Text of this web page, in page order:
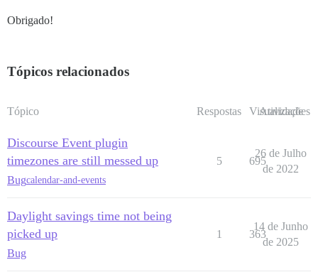
Obrigado!
Tópicos relacionados
Tópico Respostas Visualizações
Atividade
Discourse Event plugin
timezones are still messed up
Bugcalendar-and-events
5 695
26 de Julho
de 2022
Daylight savings time not being
picked up
Bug
1 363
14 de Junho
de 2025